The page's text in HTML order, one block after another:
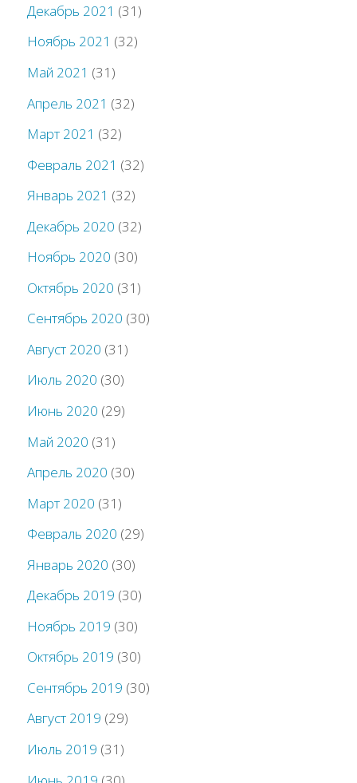
Декабрь 2021 (31)
Ноябрь 2021 (32)
Май 2021 (31)
Апрель 2021 (32)
Март 2021 (32)
Февраль 2021 (32)
Январь 2021 (32)
Декабрь 2020 (32)
Ноябрь 2020 (30)
Октябрь 2020 (31)
Сентябрь 2020 (30)
Август 2020 (31)
Июль 2020 (30)
Июнь 2020 (29)
Май 2020 (31)
Апрель 2020 (30)
Март 2020 (31)
Февраль 2020 (29)
Январь 2020 (30)
Декабрь 2019 (30)
Ноябрь 2019 (30)
Октябрь 2019 (30)
Сентябрь 2019 (30)
Август 2019 (29)
Июль 2019 (31)